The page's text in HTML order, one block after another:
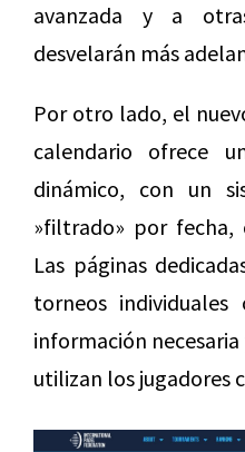
avanzada y a
desvelarán más
Por otro lado, el
calendario ofrece
dinámico, con un
»filtrado» por fecha,
Las páginas
torneos
información
utilizan los jugadores